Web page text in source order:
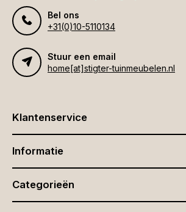
Bel ons
+31(0)10-5110134
Stuur een email
home[at]stigter-tuinmeubelen.nl
Klantenservice
Informatie
Categorieën